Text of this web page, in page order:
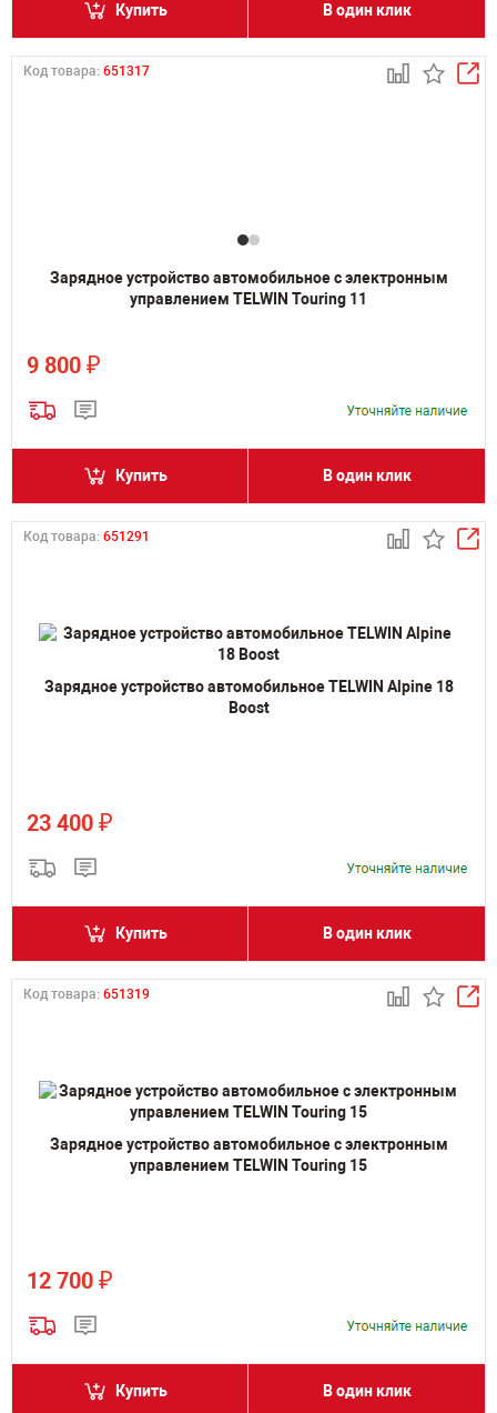
Купить В один клик
Код товара: 651317
Зарядное устройство автомобильное с электронным
управлением TELWIN Touring 11
9 800 ₽
Купить В один клик
Код товара: 651291
Зарядное устройство автомобильное TELWIN Alpine 18
Boost
23 400 ₽
Купить В один клик
Код товара: 651319
Зарядное устройство автомобильное с электронным
управлением TELWIN Touring 15
12 700 ₽
Купить В один клик